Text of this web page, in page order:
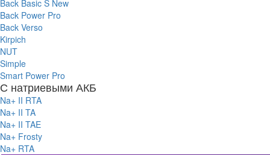
Back Basic S New
Back Power Pro
Back Verso
Kirpich
NUT
Simple
Smart Power Pro
С натриевыми АКБ
Na+ II RTA
Na+ II TA
Na+ II TAE
Na+ Frosty
Na+ RTA